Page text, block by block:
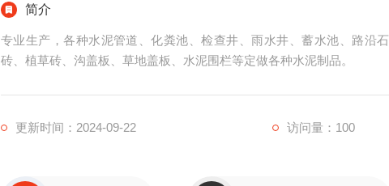
简介
专业生产，各种水泥管道、化粪池、检查井、雨水井、蓄水池、路沿
砖、植草砖、沟盖板、草地盖板、水泥围栏等定做各种水泥制品。
更新时间：2024-09-22 访问量：100